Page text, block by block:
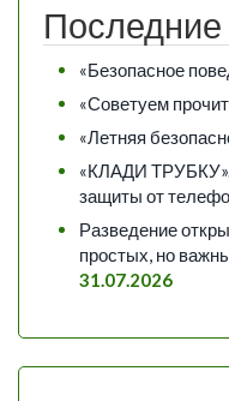
Последние
«Безопасное
«Советуем
«Летняя
«КЛАДИ ТРУБКУ».
защиты от
Разведение
простых, но
31.07.2026